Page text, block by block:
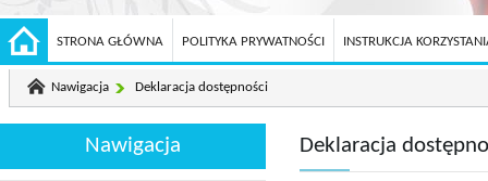
STRONA GŁÓWNA POLITYKA PRYWATNOŚCI INSTRUKCJA
Nawigacja Deklaracja dostępności
Nawigacja Deklaracja